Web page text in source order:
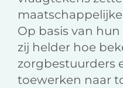
Op basis van
zij helder hoe
zorgbestuurders
toewerken naar